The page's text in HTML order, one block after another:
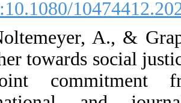
[DOI:10.1080/
25.
together
A joint